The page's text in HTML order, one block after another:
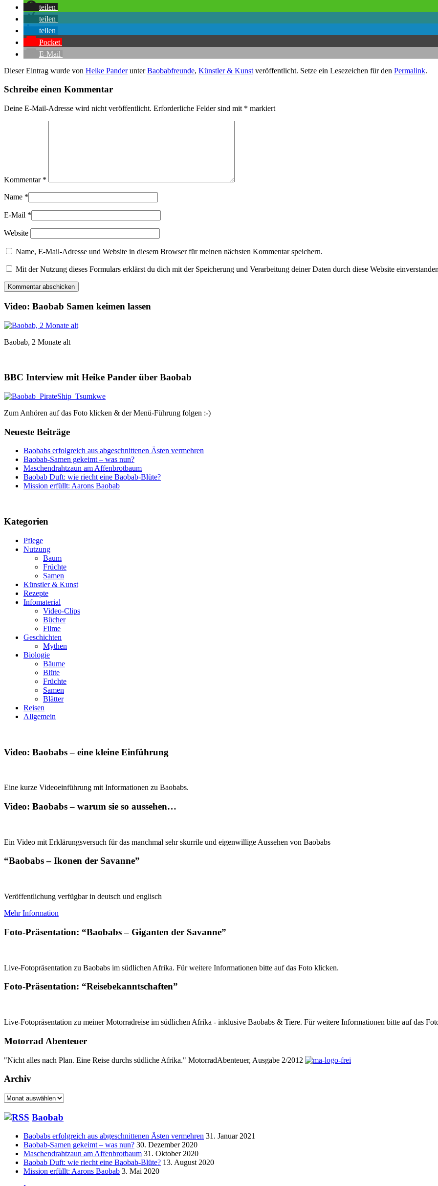
teilen
teilen
teilen
Pocket
E-Mail
Dieser Eintrag wurde von Heike PanderunterBaobabfreunde, Künstler & Kunst veröffentlicht. Setze ein Lesezeichen für den Permalink.
Schreibe einen Kommentar
Deine E-Mail-Adresse wird nicht veröffentlicht. Erforderliche Felder sind mit * markiert
Kommentar *
Name *
E-Mail *
Website
Name, E-Mail-Adresse und Website in diesem Browser für meinen nächsten Kommentar speichern.
Mit der Nutzung dieses Formulars erklärst du dich mit der Speicherung und Verarbeitung deiner Daten durch diese Website
Video: Baobab Samen keimen lassen
Baobab, 2 Monate alt
BBC Interview mit Heike Pander über Baobab
Zum Anhören auf das Foto klicken & der Menü-Führung folgen :-)
Neueste Beiträge
Baobabs erfolgreich aus abgeschnittenen Ästen vermehren
Baobab-Samen gekeimt – was nun?
Maschendrahtzaun am Affenbrotbaum
Baobab Duft: wie riecht eine Baobab-Blüte?
Mission erfüllt: Aarons Baobab
Kategorien
Pflege
Nutzung
Baum
Früchte
Samen
Künstler & Kunst
Rezepte
Infomaterial
Video-Clips
Bücher
Filme
Geschichten
Mythen
Biologie
Bäume
Blüte
Früchte
Samen
Blätter
Reisen
Allgemein
Video: Baobabs – eine kleine Einführung
Eine kurze Videoeinführung mit Informationen zu Baobabs.
Video: Baobabs – warum sie so aussehen…
Ein Video mit Erklärungsversuch für das manchmal sehr skurrile und eigenwillige Aussehen von Baobabs
“Baobabs – Ikonen der Savanne”
Veröffentlichung verfügbar in deutsch und englisch
Mehr Information
Foto-Präsentation: “Baobabs – Giganten der Savanne”
Live-Fotopräsentation zu Baobabs im südlichen Afrika. Für weitere Informationen bitte auf das Foto klicken.
Foto-Präsentation: “Reisebekanntschaften”
Live-Fotopräsentation zu meiner Motorradreise im südlichen Afrika - inklusive Baobabs & Tiere. Für weitere Informationen bitte auf das
Motorrad Abenteuer
"Nicht alles nach Plan. Eine Reise durchs südliche Afrika." MotorradAbenteuer, Ausgabe 2/2012
Archiv
Archiv
Baobab
Baobabs erfolgreich aus abgeschnittenen Ästen vermehren 31. Januar 2021
Baobab-Samen gekeimt – was nun? 30. Dezember 2020
Maschendrahtzaun am Affenbrotbaum 31. Oktober 2020
Baobab Duft: wie riecht eine Baobab-Blüte? 13. August 2020
Mission erfüllt: Aarons Baobab 3. Mai 2020